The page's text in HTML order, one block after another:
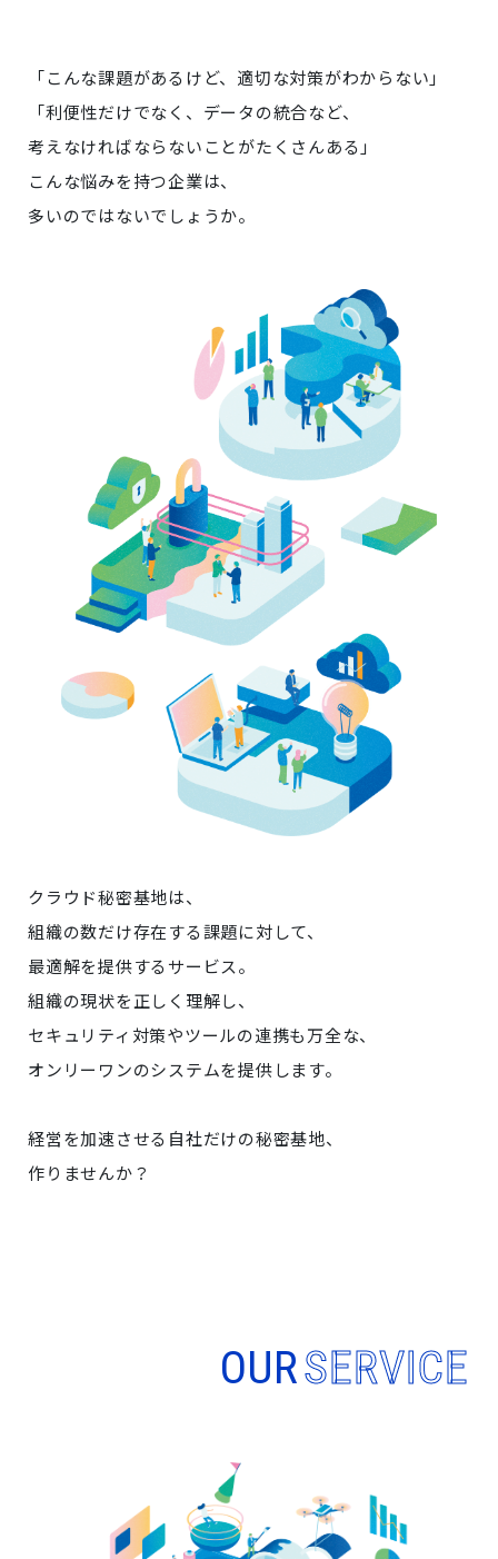
「こんな課題があるけど、適切な対策がわからない」
「利便性だけでなく、データの統合など、
考えなければならないことがたくさんある」
こんな悩みを持つ企業は、
多いのではないでしょうか。
クラウド秘密基地は、
組織の数だけ存在する課題に対して、
最適解を提供するサービス。
組織の現状を正しく理解し、
セキュリティ対策やツールの連携も万全な、
オンリーワンのシステムを提供します。
経営を加速させる自社だけの秘密基地、
作りませんか？
OURSERVICE